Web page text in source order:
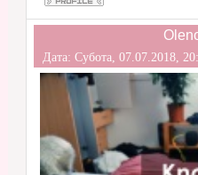
Дата: Субота, 07.07.2018,